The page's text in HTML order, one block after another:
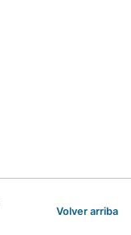
Volver arriba